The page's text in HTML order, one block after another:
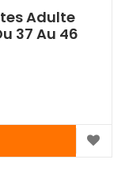
Adulte
37 Au 46